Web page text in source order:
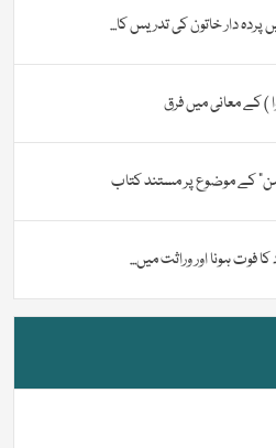
پردہ دار خاتون کی تدریس کا...
) کے معانی میں فرق
کے موضوع پر مستند کتاب
فوت ہونا اور وراثت میں...